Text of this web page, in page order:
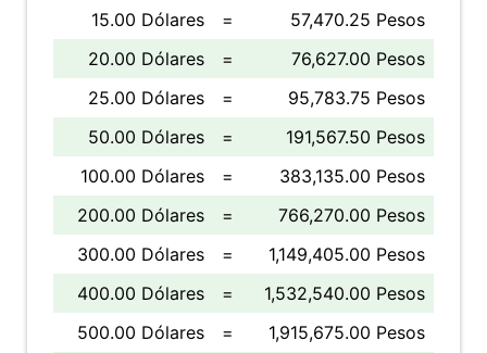
15.00 Dólares
=
57,470.25 Pesos
20.00 Dólares
=
76,627.00 Pesos
25.00 Dólares
=
95,783.75 Pesos
50.00 Dólares
=
191,567.50 Pesos
100.00 Dólares
=
383,135.00 Pesos
200.00 Dólares
=
766,270.00 Pesos
300.00 Dólares
=
1,149,405.00 Pesos
400.00 Dólares
=
1,532,540.00 Pesos
500.00 Dólares
=
1,915,675.00 Pesos